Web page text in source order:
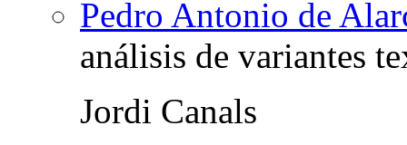
Pedro Antonio de
análisis de variantes
Jordi Canals